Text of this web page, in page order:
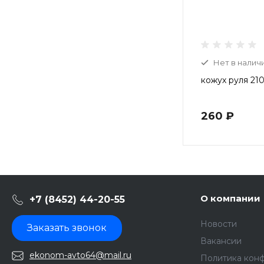
Нет в
кожух руля
260 ₽
+7 (8452) 44-20-55
Заказать звонок
ekonom-avto64@mail.ru
О компании
Новости
Вакансии
Политика